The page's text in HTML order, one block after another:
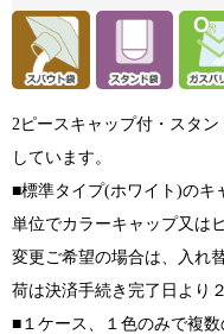
2ピースキャップ付・スタ
しています。
■標準タイプ(ホワイト)のキ
単位でカラーキャップ又は
変更ご希望の場合は、入れ
荷は決済手続き完了日より
■１ケース、１色のみで複数